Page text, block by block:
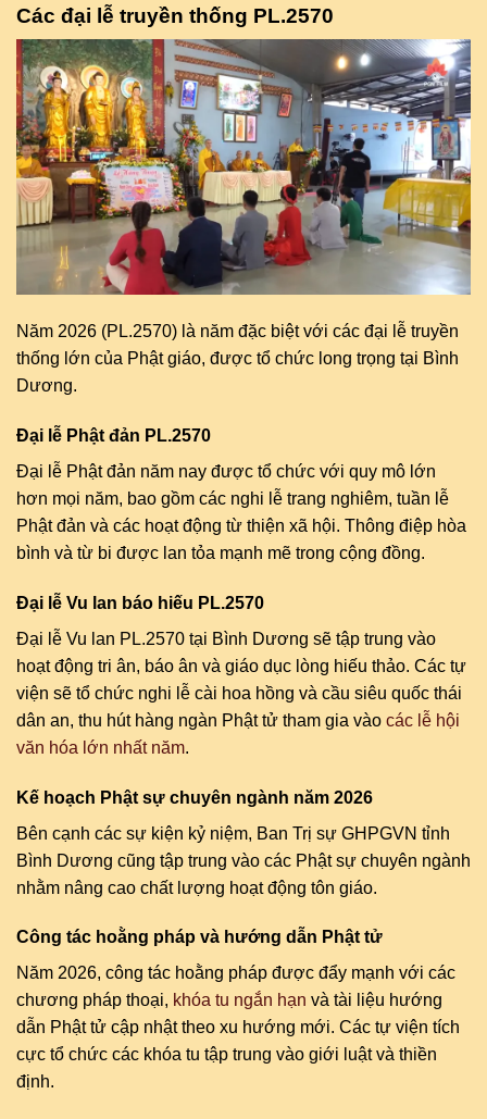
Các đại lễ truyền thống PL.2570
Năm 2026 (PL.2570) là năm đặc biệt với các đại lễ truyền
thống lớn của Phật giáo, được tổ chức long trọng tại Bình
Dương.
Đại lễ Phật đản PL.2570
Đại lễ Phật đản năm nay được tổ chức với quy mô lớn
hơn mọi năm, bao gồm các nghi lễ trang nghiêm, tuần lễ
Phật đản và các hoạt động từ thiện xã hội. Thông điệp hòa
bình và từ bi được lan tỏa mạnh mẽ trong cộng đồng.
Đại lễ Vu lan báo hiếu PL.2570
Đại lễ Vu lan PL.2570 tại Bình Dương sẽ tập trung vào
hoạt động tri ân, báo ân và giáo dục lòng hiếu thảo. Các tự
viện sẽ tổ chức nghi lễ cài hoa hồng và cầu siêu quốc thái
dân an, thu hút hàng ngàn Phật tử tham gia vào các lễ hội
văn hóa lớn nhất năm.
Kế hoạch Phật sự chuyên ngành năm 2026
Bên cạnh các sự kiện kỷ niệm, Ban Trị sự GHPGVN tỉnh
Bình Dương cũng tập trung vào các Phật sự chuyên ngành
nhằm nâng cao chất lượng hoạt động tôn giáo.
Công tác hoằng pháp và hướng dẫn Phật tử
Năm 2026, công tác hoằng pháp được đẩy mạnh với các
chương pháp thoại, khóa tu ngắn hạn và tài liệu hướng
dẫn Phật tử cập nhật theo xu hướng mới. Các tự viện tích
cực tổ chức các khóa tu tập trung vào giới luật và thiền
định.